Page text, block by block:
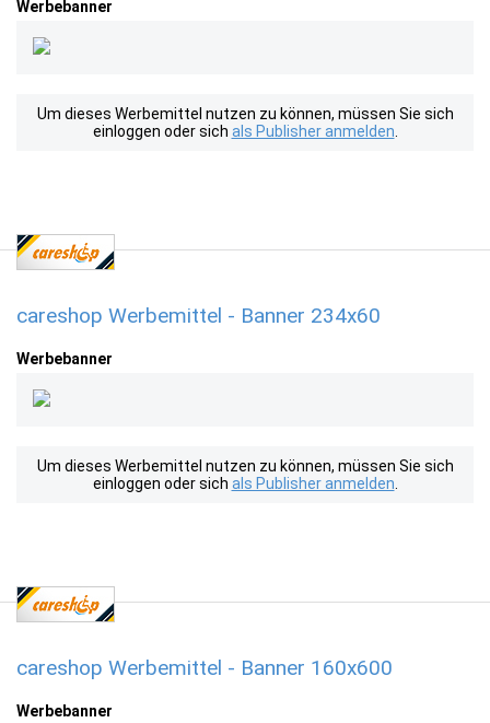
Werbebanner
Um dieses Werbemittel nutzen zu können, müssen Sie sich
einloggen oder sich als Publisher anmelden
careshop Werbemittel - Banner 234x60
Werbebanner
Um dieses Werbemittel nutzen zu können, müssen Sie sich
einloggen oder sich als Publisher anmelden
careshop Werbemittel - Banner 160x600
Werbebanner